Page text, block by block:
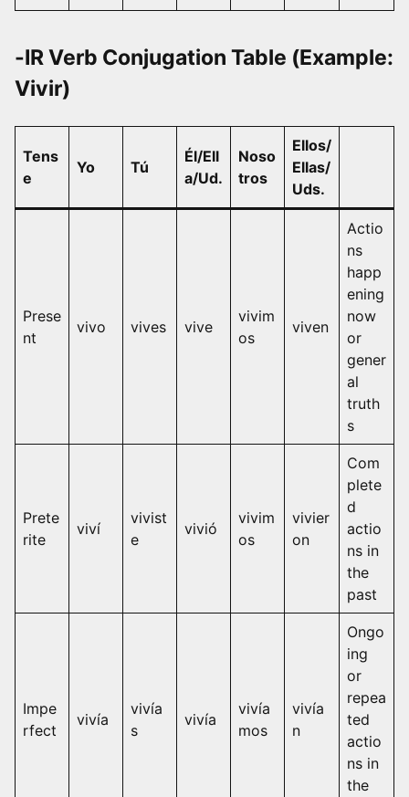
-IR Verb Conjugation Table (Example:
Vivir)
Tens
e
Yo Tú
Él/Ell
a/Ud.
Noso
tros
Ellos/
Ellas/
Uds.
Prese
nt
vivo vives vive
vivim
os
viven
Actio
ns
happ
ening
now
or
gener
al
truth
s
Prete
rite
viví
vivist
e
vivió
vivim
os
vivier
on
Com
plete
d
actio
ns in
the
past
Impe
rfect
vivía
vivía
s
vivía
vivía
mos
vivía
n
Ongo
ing
or
repea
ted
actio
ns in
the